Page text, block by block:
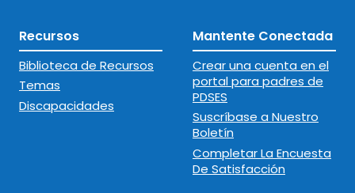
Recursos
Biblioteca de Recursos
Temas
Discapacidades
Mantente Conectada
Crear una cuenta en el
portal para padres de
PDSES
Suscríbase a Nuestro
Boletín
Completar La Encuesta
De Satisfacción